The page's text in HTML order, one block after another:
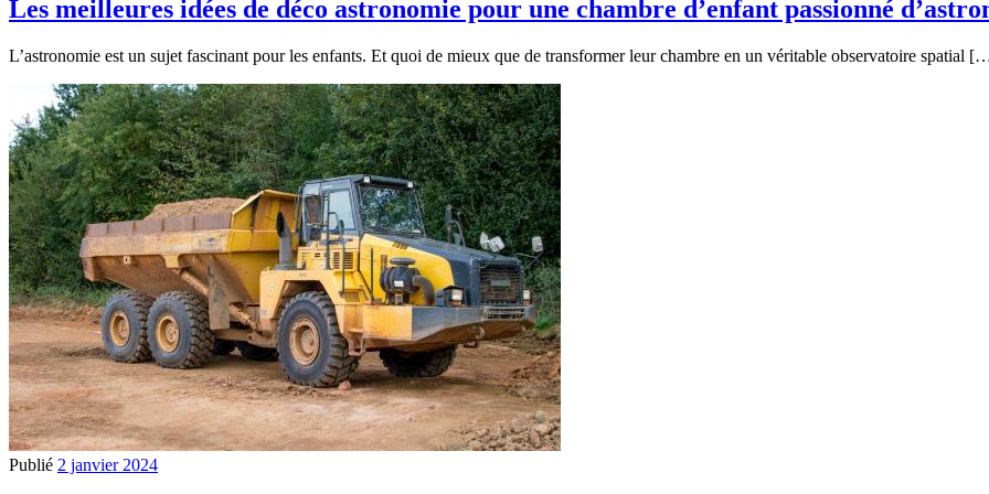
Les meilleures idées de déco astronomie pour une chambre d’enfant passionné
L’astronomie est un sujet fascinant pour les enfants. Et quoi de mieux que de transformer leur chambre en un véritable observatoire spatial
Publié 2 janvier 2024